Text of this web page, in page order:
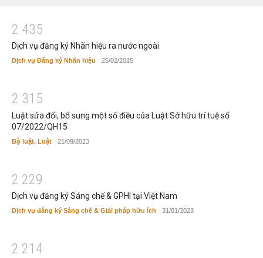
2 435
Dịch vụ đăng ký Nhãn hiệu ra nước ngoài
Dịch vụ Đăng ký Nhãn hiệu 25/02/2015
2 31 5
Luật sửa đổi, bổ sung một số điều của Luật Sở hữu trí tuệ số
07/2022/QH15
Bộ luật, Luật 21/09/2023
2 229
Dịch vụ đăng ký Sáng chế & GPHI tại Việt Nam
Dịch vụ đăng ký Sáng chế & Giải pháp hữu ích 31/01/2023
2 21 4